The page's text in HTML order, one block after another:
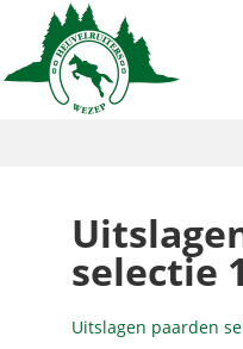
selectie
Uitslagen paarden